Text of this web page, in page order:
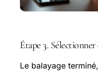
Étape 3.
Le balayage